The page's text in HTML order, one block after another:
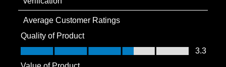
rate
the
item
with
rate
the
item
with
rate
the
with
rate
with
rate
with
Average Customer Ratings
Quality of Product
Quality of Product, 3.3 out of 5
3.3